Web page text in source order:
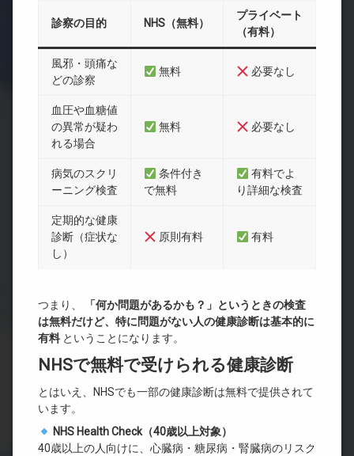
診察の目的 NHS （無料）
プライベート
（有料）
風邪・頭痛な
どの診察
無料 必要なし
血圧や血糖値
の異常が疑わ
れる場合
無料 必要なし
病気のスクリ
ーニング検査
条件付き
で無料
有料でよ
り詳細な検査
定期的な健康
診断（症状な
し）
原則有料 有料
つまり、
「何か問題があるかも？」というときの検査
は無料だけど、特に問題がない人の健康診断は基本的に
有料 ということになります。
NHSで無料で受けられる健康診断
とはいえ、NHSでも一部の健康診断は無料で提供されて
います。
NHS Health Check（40歳以上対象）
40歳以上の人向けに、心臓病・糖尿病・腎臓病のリスク